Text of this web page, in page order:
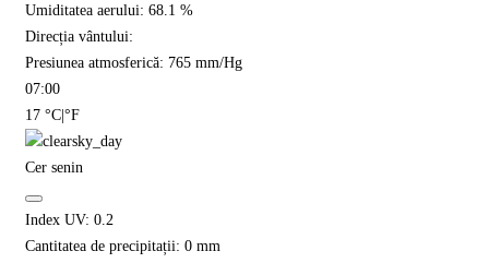
Umiditatea aerului: 68.1 %
Direcția vântului:
Presiunea atmosferică: 765 mm/Hg
07:00
17 °C °F
Cer senin
Index UV: 0.2
Cantitatea de precipitații: 0 mm